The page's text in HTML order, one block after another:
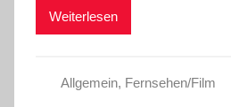
Weiterlesen
Allgemein, Fernsehen/Film